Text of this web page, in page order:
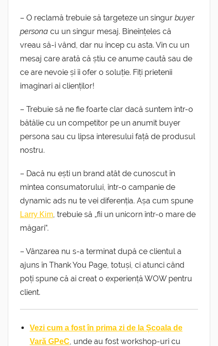
– O reclamă trebuie să targeteze un singur buyer
persona cu un singur mesaj. Bineînțeles că
vreau să-i vând, dar nu încep cu asta. Vin cu un
mesaj care arată că știu ce anume caută sau de
ce are nevoie și îi ofer o soluție. Fiți prietenii
imaginari ai clienților!
– Trebuie să ne fie foarte clar dacă suntem într-o
bătălie cu un competitor pe un anumit buyer
persona sau cu lipsa interesului față de produsul
nostru.
– Dacă nu ești un brand atât de cunoscut în
mintea consumatorului, într-o campanie de
dynamic ads nu te vei diferenția. Așa cum spune
Larry Kim, trebuie să „fii un unicorn într-o mare de
măgari”.
– Vânzarea nu s-a terminat după ce clientul a
ajuns în Thank You Page, totuși, ci atunci când
poți spune că ai creat o experiență WOW pentru
client.
Vezi cum a fost în prima zi de la Școala de
Vară GPeC, unde au fost workshop-uri cu